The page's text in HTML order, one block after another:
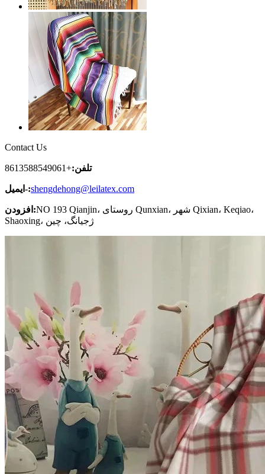
Contact Us
تلفن:+8613588549061
ایمیل-:shengdehong@leilatex.com
افزودن:NO 193 Qianjin، روستای Qunxian، شهر Qixian، Keqiao،
Shaoxing، ژجیانگ، چین